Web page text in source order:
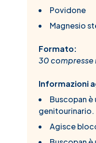
Povidone
Magnesio
Formato:
30 compresse
Informazioni
Buscopan
genitourinario.
Agisce